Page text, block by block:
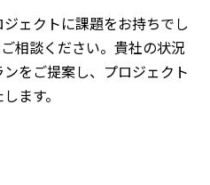
ェクトに課題をお持ちでし
相談ください。貴社の状況
をご提案し、プロジェクト
ます。